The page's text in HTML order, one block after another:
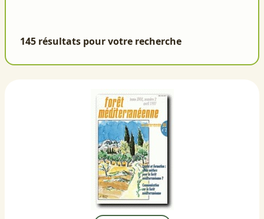
145 résultats pour votre recherche